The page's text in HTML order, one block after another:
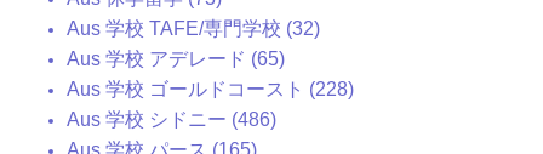
Aus 学校 TAFE/専門学校 (32)
Aus 学校 アデレード (65)
Aus 学校 ゴールドコースト (228)
Aus 学校 シドニー (486)